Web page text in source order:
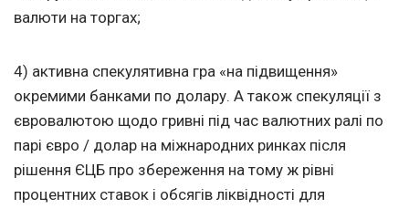
валюти на торгах;
4) активна спекулятивна гра «на підвищення»
окремими банками по долару. А також спекуляції з
євровалютою щодо гривні під час валютних ралі по
парі євро / долар на міжнародних ринках після
рішення ЄЦБ про збереження на тому ж рівні
процентних ставок і обсягів ліквідності для